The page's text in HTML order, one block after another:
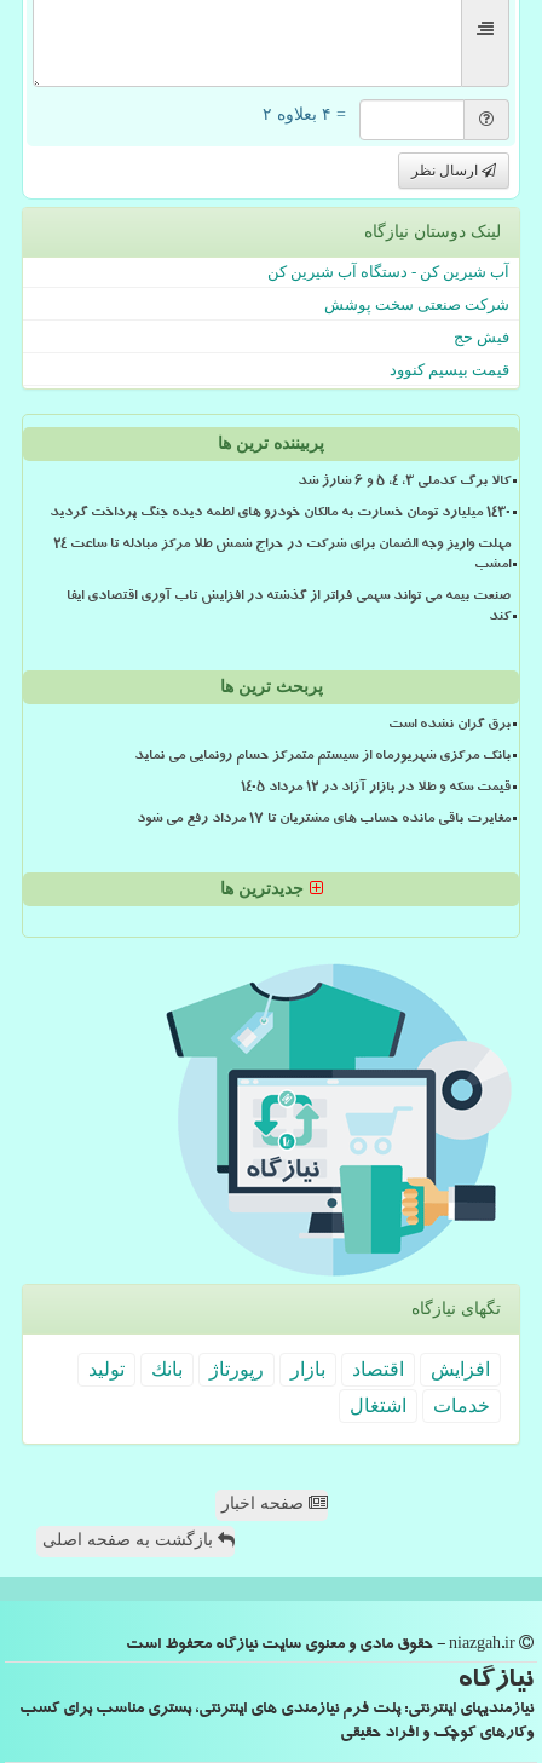
= ۴ بعلاوه ۲
ارسال نظر
لینک دوستان نیازگاه
آب شیرین کن - دستگاه آب شیرین کن
شرکت صنعتی سخت پوشش
فیش حج
قیمت بیسیم کنوود
پربیننده ترین ها
کالا برگ کدملی 3، 4، 5 و 6 شارژ شد
۱۴۳۰ میلیارد تومان خسارت به مالکان خودرو های لطمه دیده جنگ پرداخت گردید
مهلت واریز وجه الضمان برای شرکت در حراج شمش طلا مرکز مبادله تا ساعت ۲۴
امشب
صنعت بیمه می تواند سهمی فراتر از گذشته در افزایش تاب آوری اقتصادی ایفا
کند
پربحث ترین ها
برق گران نشده است
بانک مرکزی شهریورماه از سیستم متمرکز حسام رونمایی می نماید
قیمت سکه و طلا در بازار آزاد در ۱۲ مرداد ۱۴۰۵
مغایرت باقی مانده حساب های مشتریان تا 17 مرداد رفع می شود
جدیدترین ها
تگهای نیازگاه
افزایش اقتصاد بازار رپورتاژ بانك
تولید
خدمات
اشتغال
صفحه اخبار
بازگشت به صفحه اصلی
نیازگاه
نیازمندیهای اینترنتی: پلت فرم نیازمندی های اینترنتی، بستری مناسب برای کسب
وکارهای کوچک و افراد حقیقی